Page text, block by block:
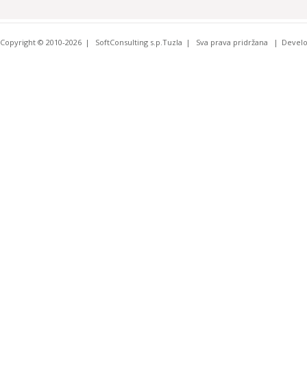
Copyright © 2010-2026 SoftConsulting s.p.Tuzla Sva prava pridržana